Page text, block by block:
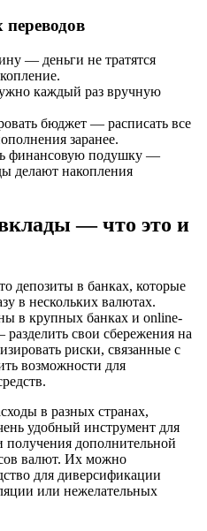
— деньги не тратятся
каждый раз вручную
бюджет — расписать все
заранее.
финансовую подушку —
делают накопления
— что это и
депозиты в банках, которые
в нескольких валютах.
в крупных банках и online-
свои сбережения на
риски, связанные с
возможности для
в разных странах,
удобный инструмент для
получения дополнительной
валют. Их можно
для диверсификации
или нежелательных